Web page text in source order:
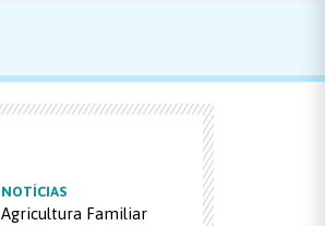
NOTÍCIAS
Agricultura Familiar